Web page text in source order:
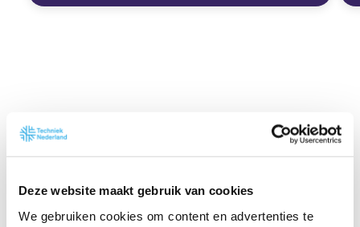
Deze website maakt gebruik van cookies
We gebruiken cookies om content en advertenties te
De Circulaire